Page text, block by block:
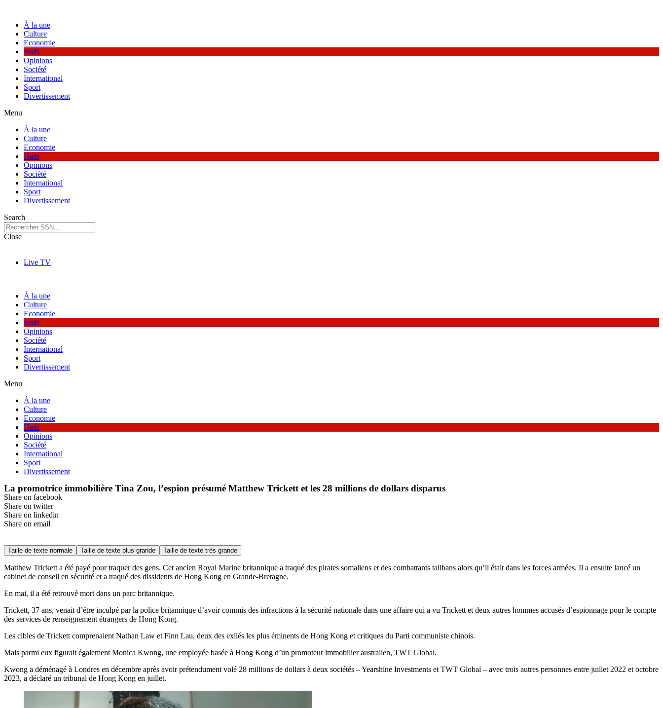
contentÀ la une
Culture
Economie
Haiti
Opinions
Société
International
Sport
Divertissement
Menu
À la une
Culture
Economie
Haiti
Opinions
Société
International
Sport
Divertissement
Search
Close
Live TV
À la une
Culture
Economie
Haiti
Opinions
Société
International
Sport
Divertissement
Menu
À la une
Culture
Economie
Haiti
Opinions
Société
International
Sport
Divertissement
La promotrice immobilière Tina Zou, l’espion présumé Matthew Trickett et les 28 millions de dollars disparus
Share on facebook
Share on twitter
Share on linkedin
Share on email
Taille de texte normale Taille de texte plus grande Taille de texte très grande
Matthew Trickett a été payé pour traquer des gens. Cet ancien Royal Marine britannique a traqué des pirates somaliens et des combattants talibans alors qu’il était dans les forces armées. Il a ensuite lancé un
cabinet de conseil en sécurité et a traqué des dissidents de Hong Kong en Grande-Bretagne.
En mai, il a été retrouvé mort dans un parc britannique.
Trickett, 37 ans, venait d’être inculpé par la police britannique d’avoir commis des infractions à la sécurité nationale dans une affaire qui a vu Trickett et deux autres hommes accusés d’espionnage pour le compte
des services de renseignement étrangers de Hong Kong.
Les cibles de Trickett comprenaient Nathan Law et Finn Lau, deux des exilés les plus éminents de Hong Kong et critiques du Parti communiste chinois.
Mais parmi eux figurait également Monica Kwong, une employée basée à Hong Kong d’un promoteur immobilier australien, TWT Global.
Kwong a déménagé à Londres en décembre après avoir prétendument volé 28 millions de dollars à deux sociétés – Yearshine Investments et TWT Global – avec trois autres personnes entre juillet 2022 et octobre
2023, a déclaré un tribunal de Hong Kong en juillet.